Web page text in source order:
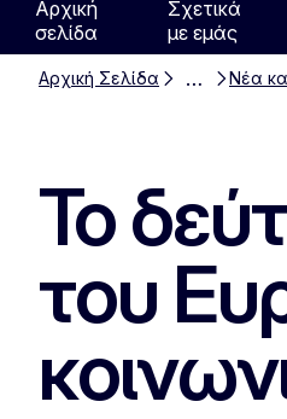
Αρχική
σελίδα
Σχετικά
με εμάς
Αρχική Σελίδα … Νέα
Το
του